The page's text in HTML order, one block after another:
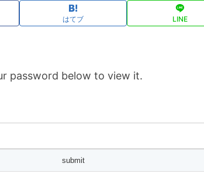
はてブ LINE
password below to view it.